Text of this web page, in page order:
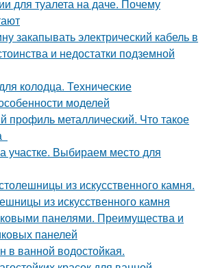
для туалета на даче. Почему
закапывать электрический кабель в
и недостатки подземной
колодца. Технические
моделей
профиль металлический. Что такое
участке. Выбираем место для
из искусственного камня.
из искусственного камня
панелями. Преимущества и
панелей
в ванной водостойкая.